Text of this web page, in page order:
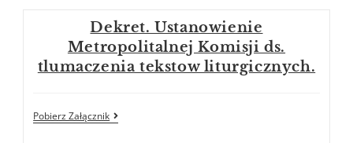
Dekret. Ustanowienie
Metropolitalnej Komisji ds.
tlumaczenia tekstow liturgicznych.
Pobierz Załącznik